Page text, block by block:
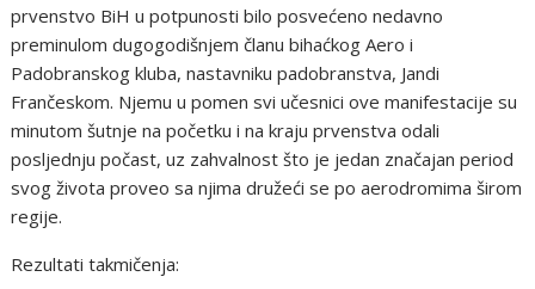
prvenstvo BiH u potpunosti bilo posvećeno nedavno
preminulom dugogodišnjem članu bihaćkog Aero i
Padobranskog kluba, nastavniku padobranstva, Jandi
Frančeskom. Njemu u pomen svi učesnici ove manifestacije su
minutom šutnje na početku i na kraju prvenstva odali
posljednju počast, uz zahvalnost što je jedan značajan period
svog života proveo sa njima družeći se po aerodromima širom
regije.
Rezultati takmičenja: